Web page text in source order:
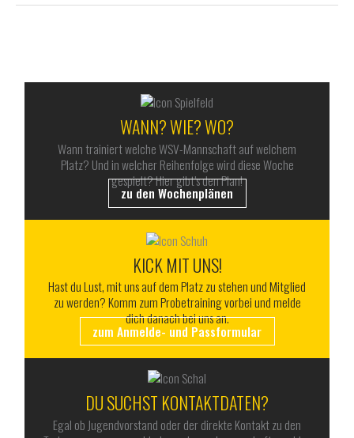
WANN? WIE? WO?
Wann trainiert welche WSV-Mannschaft auf welchem
Platz? Und in welcher Reihenfolge wird diese Woche
gespielt? Hier gibt’s den Plan!
zu den Wochenplänen
KICK MIT UNS!
Hast du Lust, mit uns auf dem Platz zu stehen und Mitglied
zu werden? Komm zum Probetraining vorbei und melde
dich danach bei uns an.
zum Anmelde- und Passformular
DU SUCHST KONTAKTDATEN?
Egal ob Jugendvorstand oder der direkte Kontakt zu den